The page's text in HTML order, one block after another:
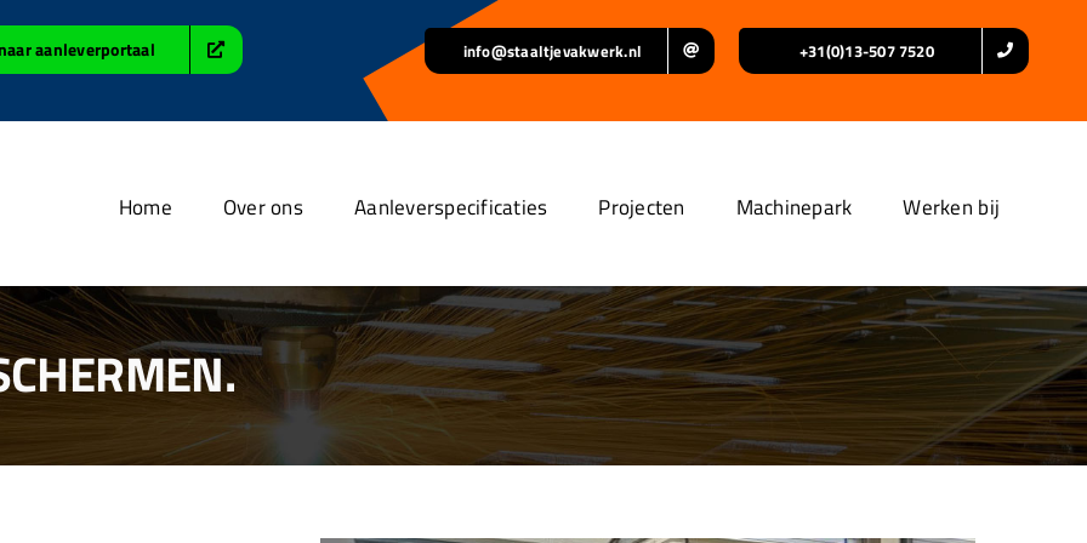
aanleverportaal info@staaltjevakwerk.nl +31(0)13-507 7520
Home Over ons Aanleverspecificaties Projecten Machinepark Werken bij